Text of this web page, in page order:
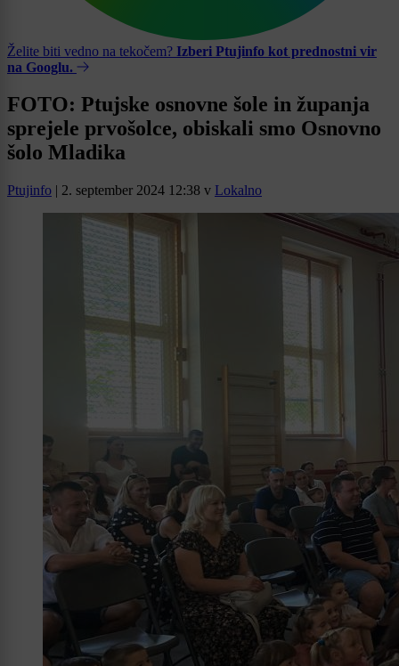
Želite biti vedno na tekočem? Izberi Ptujinfo kot prednostni vir
na Googlu.
FOTO: Ptujske osnovne šole in županja
sprejele prvošolce, obiskali smo Osnovno
šolo Mladika
Ptujinfo | 2. september 2024 12:38 v Lokalno